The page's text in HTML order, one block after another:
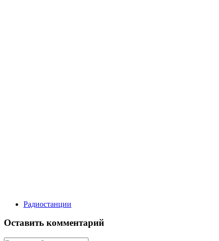
Радиостанции
Оставить комментарий